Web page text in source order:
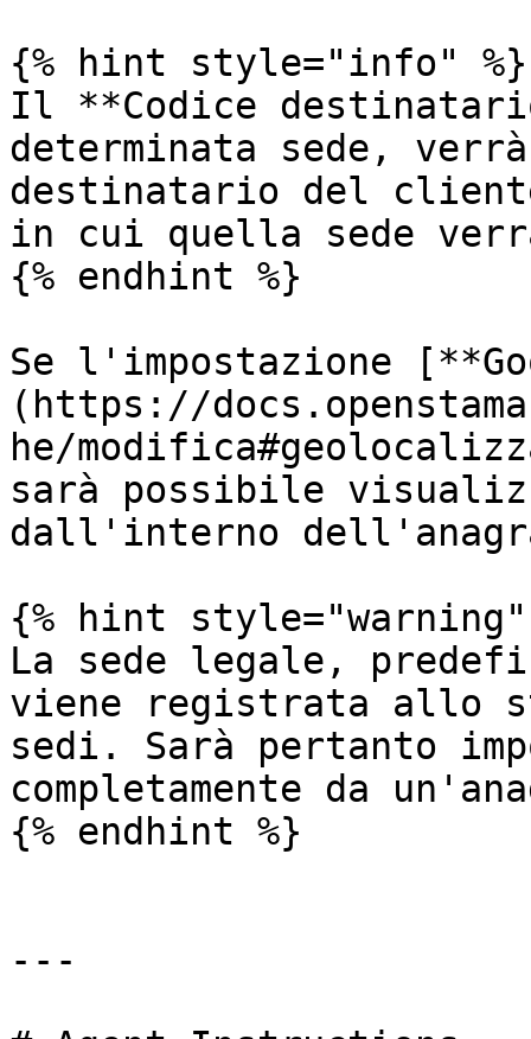
{% hint style="info" %}
Il **Codice
determinata sede,
destinatario del
in cui quella sede
{% endhint %}
Se l'impostazione
(https://
he/
sarà possibile
dall'interno
{% hint style="warning"
La sede legale,
viene registrata allo
sedi. Sarà pertanto
completamente da
{% endhint %}
---